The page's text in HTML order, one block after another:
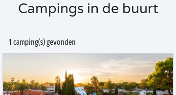
Campings in de buurt
1 camping(s) gevonden